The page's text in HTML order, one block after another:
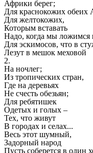
Африки берег;
Для краснокожих обеих
Для желтокожих,
Которым вставать
Надо, когда мы ложимся
Для эскимосов, что в
Лезут в мешок меховой
2.
На ночлег;
Из тропических стран,
Где на деревьях
Не счесть обезьян;
Для ребятишек
Одетых и голых –
Тех, что живут
В городах и селах...
Весь этот шумный,
Задорный народ
Пусть соберется в один